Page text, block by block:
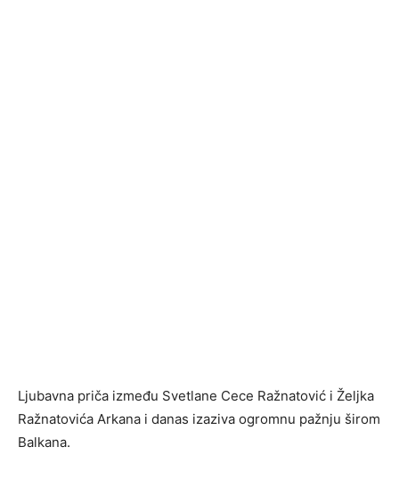
Ljubavna priča između Svetlane Cece Ražnatović i Željka
Ražnatovića Arkana i danas izaziva ogromnu pažnju širom
Balkana.